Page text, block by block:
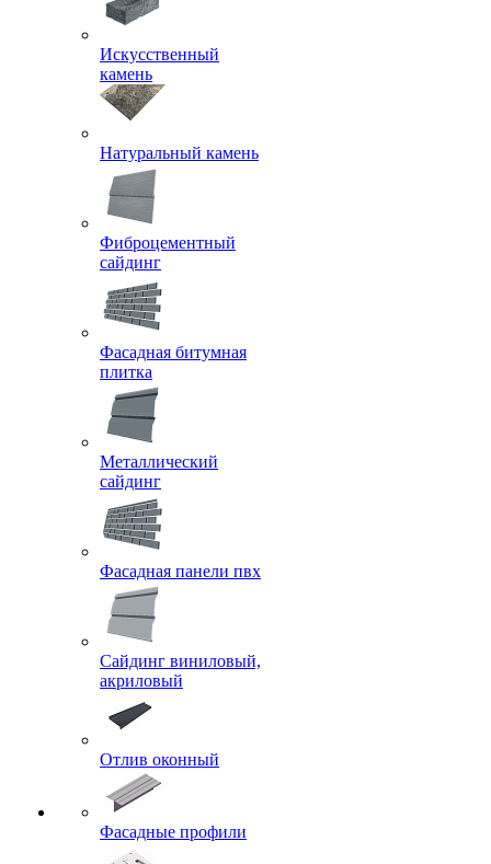
Искусственный
камень
Натуральный камень
Фиброцементный
сайдинг
Фасадная битумная
плитка
Металлический
сайдинг
Фасадная панели пвх
Сайдинг виниловый,
акриловый
Отлив оконный
Фасадные профили